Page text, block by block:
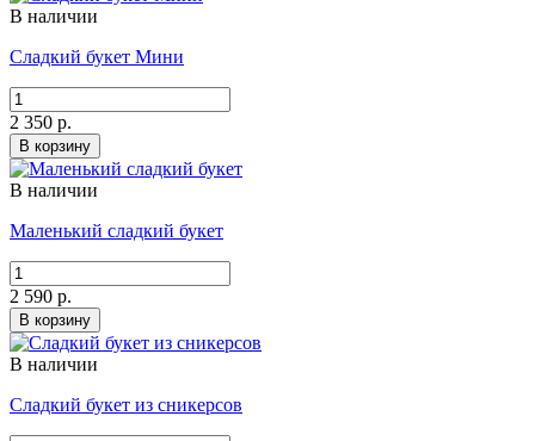
В наличии
Сладкий букет Мини
2 350 р.
В корзину
В наличии
Маленький сладкий букет
2 590 р.
В корзину
В наличии
Сладкий букет из сникерсов